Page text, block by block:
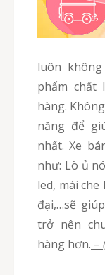
luôn
phẩm chất
hàng.
năng để
nhất. Xe
như: Lò ủ
led, mái che
đại,…sẽ
trở nên
hàng hơn. –